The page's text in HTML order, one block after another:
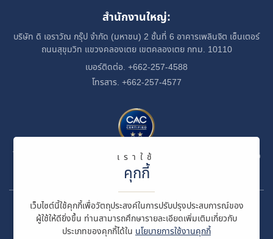
เราใช้
คุกกี้
เว็บไซต์นี้ใช้คุกกี้เพื่อวัตถุประสงค์ในการปรับปรุงประสบการณ์ของ
ผู้ใช้ให้ดียิ่งขึ้น ท่านสามารถศึกษารายละเอียดเพิ่มเติมเกี่ยวกับ
ประเภทของคุกกี้ได้ใน นโยบายการใช้งานคุกกี้
สำนักงานใหญ่:
บริษัท ดิ เอราวัณ กรุ๊ป จำกัด (มหาชน) 2 ชั้นที่ 6 อาคารเพลินจิต เซ็นเตอร์
ถนนสุขุมวิท แขวงคลองเตยเขตคลองเตย กทม. 10110
เบอร์ติดต่อ. +662-257-4588
โทรสาร. +662-257-4577
ได้รับการรับรองเป็นสมาชิกของแนวร่วมปฏิบัติของภาคเอกชนไทยในการต่อ
ต้านทุจริต
© สงวนลิขสิทธิ์ พ.ศ. 2569 บริษัท ดิ เอราวัณ กรุ๊ป จำกัด (มหาชน)
ข้อกำหนดและเงื่อนไข